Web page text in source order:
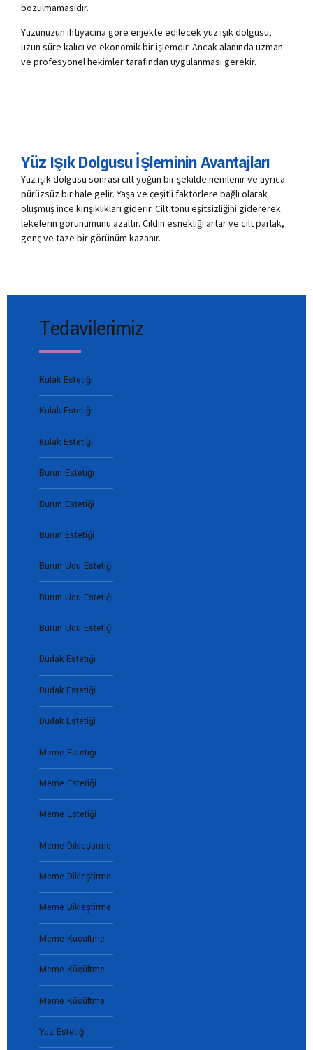
bozulmamasıdır.
Yüzünüzün ihtiyacına göre enjekte edilecek yüz ışık dolgusu,
uzun süre kalıcı ve ekonomik bir işlemdir. Ancak alanında uzman
ve profesyonel hekimler tarafından uygulanması gerekir.
Yüz Işık Dolgusu İşleminin Avantajları
Yüz ışık dolgusu sonrası cilt yoğun bir şekilde nemlenir ve ayrıca
pürüzsüz bir hale gelir. Yaşa ve çeşitli faktörlere bağlı olarak
oluşmuş ince kırışıklıkları giderir. Cilt tonu eşitsizliğini gidererek
lekelerin görünümünü azaltır. Cildin esnekliği artar ve cilt parlak,
genç ve taze bir görünüm kazanır.
Tedavilerimiz
Kulak Estetiği
Kulak Estetiği
Kulak Estetiği
Burun Estetiği
Burun Estetiği
Burun Estetiği
Burun Ucu Estetiği
Burun Ucu Estetiği
Burun Ucu Estetiği
Dudak Estetiği
Dudak Estetiği
Dudak Estetiği
Meme Estetiği
Meme Estetiği
Meme Estetiği
Meme Dikleştirme
Meme Dikleştirme
Meme Dikleştirme
Meme Küçültme
Meme Küçültme
Meme Küçültme
Yüz Estetiği